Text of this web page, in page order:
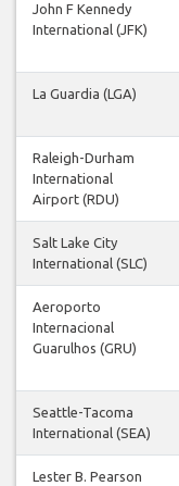
John F Kennedy
International (JFK)
La Guardia (LGA)
Raleigh-Durham
International
Airport (RDU)
Salt Lake City
International (SLC)
Aeroporto
Internacional
Guarulhos (GRU)
Seattle-Tacoma
International (SEA)
Lester B. Pearson